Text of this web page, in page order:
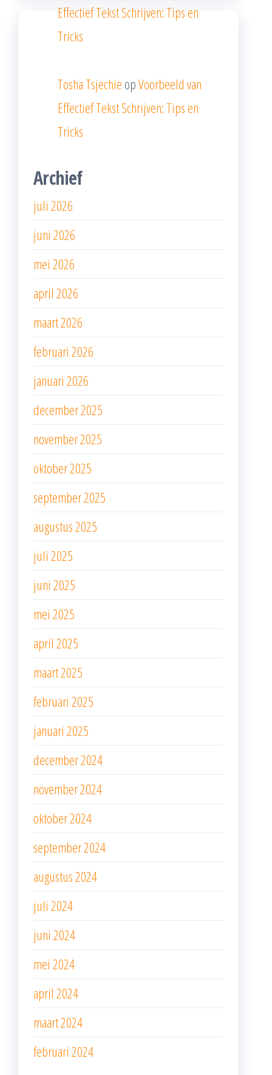
Effectief Tekst Schrijven: Tips en
Tricks
Tosha Tsjechie opVoorbeeld van
Effectief Tekst Schrijven: Tips en
Tricks
Archief
juli 2026
juni 2026
mei 2026
april 2026
maart 2026
februari 2026
januari 2026
december 2025
november 2025
oktober 2025
september 2025
augustus 2025
juli 2025
juni 2025
mei 2025
april 2025
maart 2025
februari 2025
januari 2025
december 2024
november 2024
oktober 2024
september 2024
augustus 2024
juli 2024
juni 2024
mei 2024
april 2024
maart 2024
februari 2024